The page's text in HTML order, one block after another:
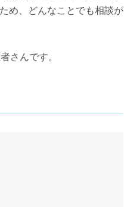
め、どんなことでも相談が
さんです。